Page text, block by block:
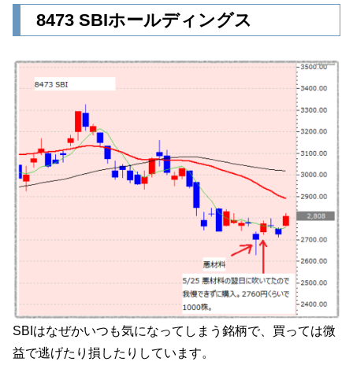
8473 SBIホールディングス
SBIはなぜかいつも気になってしまう銘柄で、買っては微
益で逃げたり損したりしています。